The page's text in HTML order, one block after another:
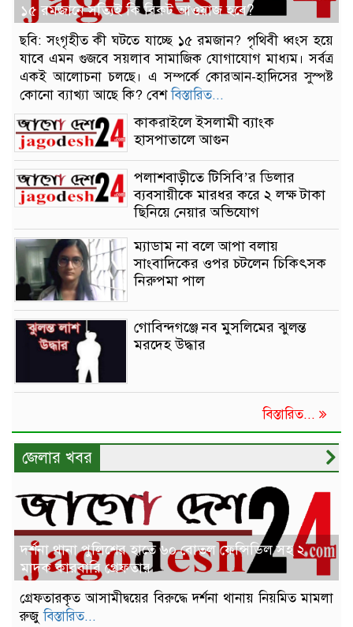
১৫ রমজানে সত্যিই কি বিকট আওয়াজ হবে?
ছবি: সংগৃহীত কী ঘটতে যাচ্ছে ১৫ রমজান? পৃথিবী ধ্বংস হয়ে
যাবে এমন গুজবে সয়লাব সামাজিক যোগাযোগ মাধ্যম। সর্বত্র
একই আলোচনা চলছে। এ সম্পর্কে কোরআন-হাদিসের সুস্পষ্ট
কোনো ব্যাখ্যা আছে কি? বেশবিস্তারিত...
কাকরাইলে ইসলামী ব্যাংক
হাসপাতালে আগুন
পলাশবাড়ীতে টিসিবি’র ডিলার
ব্যবসায়ীকে মারধর করে ২ লক্ষ টাকা
ছিনিয়ে নেয়ার অভিযোগ
ম্যাডাম না বলে আপা বলায়
সাংবাদিকের ওপর চটলেন চিকিৎসক
নিরুপমা পাল
গোবিন্দগঞ্জে নব মুসলিমের ঝুলন্ত
মরদেহ উদ্ধার
বিস্তারিত...
জেলার খবর
দর্শনা থানা পুলিশের হাতে ৬০ বোতল ফেন্সিডিল সহ ২
মাদক কারবারি গ্রেফতার
গ্রেফতারকৃত আসামীদ্বয়ের বিরুদ্ধে দর্শনা থানায় নিয়মিত মামলা
রুজুবিস্তারিত...